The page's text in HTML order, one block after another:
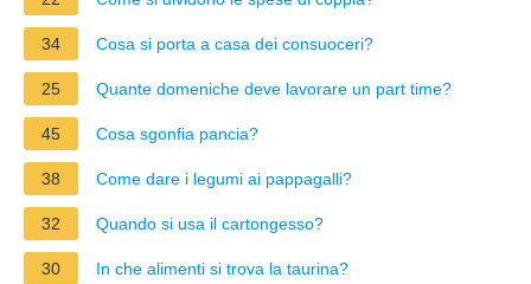
34 Cosa si porta a casa dei consuoceri?
25 Quante domeniche deve lavorare un part time?
45 Cosa sgonfia pancia?
38 Come dare i legumi ai pappagalli?
32 Quando si usa il cartongesso?
30 In che alimenti si trova la taurina?